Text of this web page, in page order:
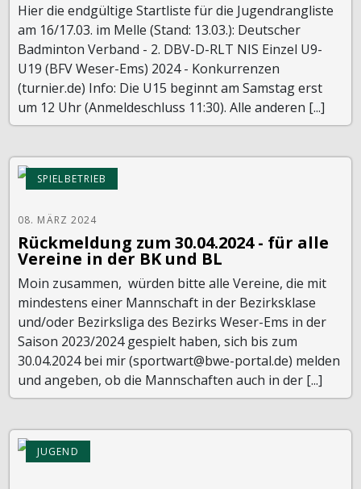
Hier die endgültige Startliste für die Jugendrangliste
am 16/17.03. im Melle (Stand: 13.03.): Deutscher
Badminton Verband - 2. DBV-D-RLT NIS Einzel U9-
U19 (BFV Weser-Ems) 2024 - Konkurrenzen
(turnier.de) Info: Die U15 beginnt am Samstag erst
um 12 Uhr (Anmeldeschluss 11:30). Alle anderen [...]
SPIELBETRIEB
08. MÄRZ 2024
Rückmeldung zum 30.04.2024 - für alle
Vereine in der BK und BL
Moin zusammen, würden bitte alle Vereine, die mit
mindestens einer Mannschaft in der Bezirksklase
und/oder Bezirksliga des Bezirks Weser-Ems in der
Saison 2023/2024 gespielt haben, sich bis zum
30.04.2024 bei mir (sportwart@bwe-portal.de) melden
und angeben, ob die Mannschaften auch in der [...]
JUGEND